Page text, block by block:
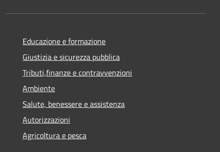
Educazione e formazione
Giustizia e sicurezza pubblica
Tributi,finanze e contravvenzioni
Ambiente
Salute, benessere e assistenza
Autorizzazioni
Agricoltura e pesca